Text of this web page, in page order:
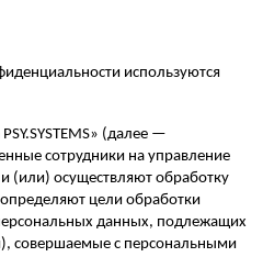
используются
(далее —
сотрудники на управление
(или) осуществляют обработку
цели обработки
данных, подлежащих
совершаемые с персональными